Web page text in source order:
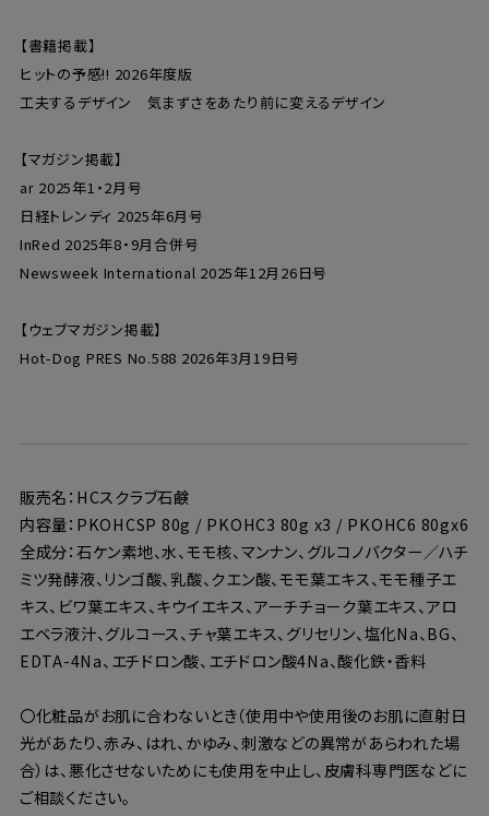
【書籍掲載】
ヒットの予感!! 2026年度版
工夫するデザイン 気まずさをあたり前に変えるデザイン
【マガジン掲載】
ar 2025年1・2月号
日経トレンディ 2025年6月号
InRed 2025年8・9月合併号
Newsweek International 2025年12月26日号
【ウェブマガジン掲載】
Hot-Dog PRES No.588 2026年3月19日号
販売名：HCスクラブ石鹸
内容量：PKOHCSP 80g / PKOHC3 80g x3 / PKOHC6 80gx6
全成分：石ケン素地、水、モモ核、マンナン、グルコノバクター／ハチ
ミツ発酵液、リンゴ酸、乳酸、クエン酸、モモ葉エキス、モモ種子エ
キス、ビワ葉エキス、キウイエキス、アーチチョーク葉エキス、アロ
エベラ液汁、グルコース、チャ葉エキス、グリセリン、塩化Na、BG、
EDTA-4Na、エチドロン酸、エチドロン酸4Na、酸化鉄・香料
〇化粧品がお肌に合わないとき（使用中や使用後のお肌に直射日
光があたり、赤み、はれ、かゆみ、刺激などの異常があらわれた場
合）は、悪化させないためにも使用を中止し、皮膚科専門医などに
ご相談ください。